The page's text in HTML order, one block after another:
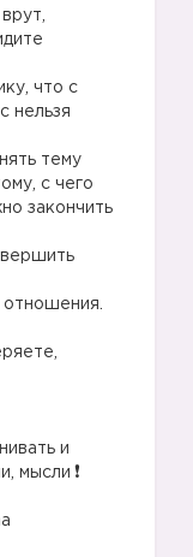
что с
нельзя
тему
с чего
закончить
и
мысли